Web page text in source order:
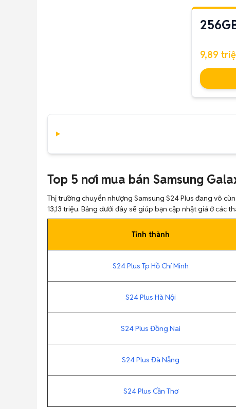
9,89
Top 5 nơi mua bán Samsung
Thị trường chuyển nhượng Samsung S24 Plus đang vô
13,13 triệu. Bảng dưới đây sẽ giúp bạn cập nhật giá ở các
Tỉnh thành
S24 Plus Tp Hồ Chí Minh
S24 Plus Hà Nội
S24 Plus Đồng Nai
S24 Plus Đà Nẵng
S24 Plus Cần Thơ